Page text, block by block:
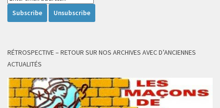
RÉTROSPECTIVE – RETOUR SUR NOS ARCHIVES AVEC D’ANCIENNES
ACTUALITÉS